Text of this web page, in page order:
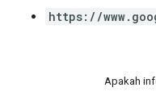
https://
Apakah